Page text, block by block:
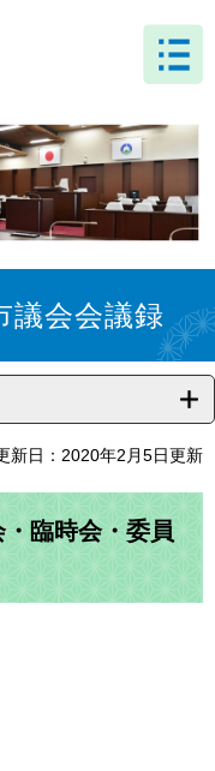
議会会議録
新日：2020年2月5日更新
臨時会・委員